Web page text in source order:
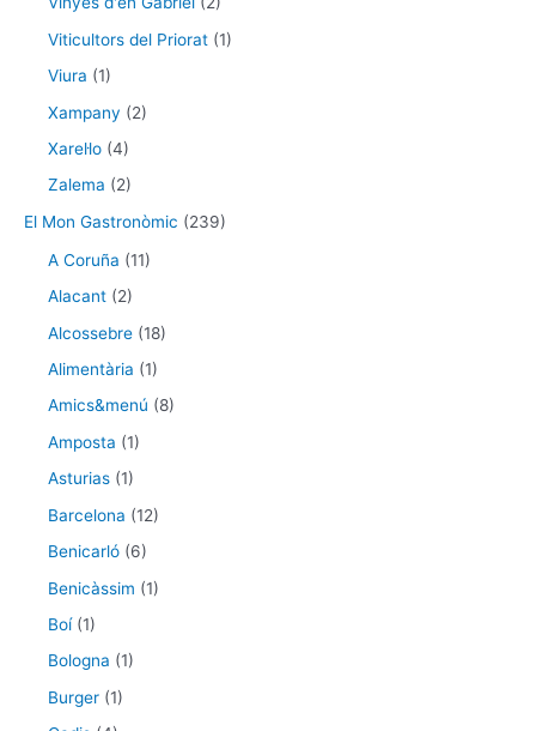
Viticultors del Priorat (1)
Viura (1)
Xampany (2)
Xarel·lo (4)
Zalema (2)
El Mon Gastronòmic (239)
A Coruña (11)
Alacant (2)
Alcossebre (18)
Alimentària (1)
Amics&menú (8)
Amposta (1)
Asturias (1)
Barcelona (12)
Benicarló (6)
Benicàssim (1)
Boí(1)
Bologna (1)
Burger (1)